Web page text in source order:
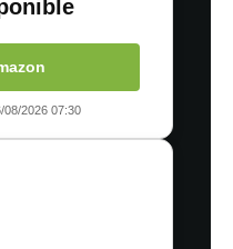
08/2026 07:30